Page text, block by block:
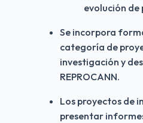
evolución de
Se incorpora
categoría de
investigación y
REPROCANN.
Los proyectos de
presentar